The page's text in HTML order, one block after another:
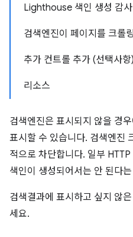
Lighthouse 색인 생성 감
검색엔진이 페이지를 크롤
추가 컨트롤 추가 (선택사항)
리소스
검색엔진은 표시되지 않을 경
표시할 수 있습니다. 검색엔진
적으로 차단합니다. 일부
색인이 생성되어서는 안 된다
검색결과에 표시하고 싶지 않
세요.